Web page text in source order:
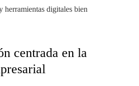
herramientas digitales bien
centrada en la